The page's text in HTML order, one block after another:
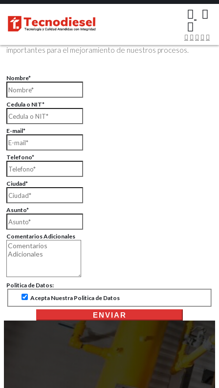
Contáctenos Vía Email
Envíenos sus datos con sus comentarios, sus opiniones son muy
importantes para el mejoramiento de nuestros procesos.
Nombre*
Cedula o NIT*
E-mail*
Telefono*
Ciudad*
Asunto*
Comentarios Adicionales
Politica de Datos:
Acepta Nuestra Politica de Datos
ENVIAR